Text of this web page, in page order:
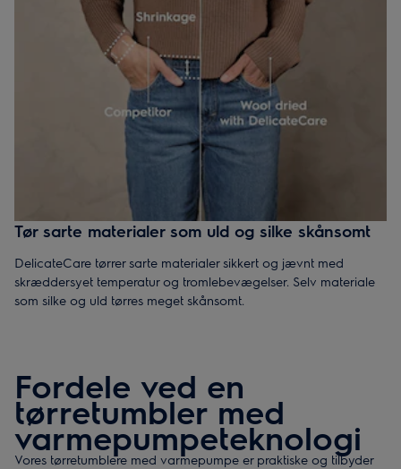
Tør sarte materialer som uld og silke skånsomt
DelicateCare tørrer sarte materialer sikkert og jævnt med
skræddersyet temperatur og tromlebevægelser. Selv materiale
som silke og uld tørres meget skånsomt.
Fordele ved en
tørretumbler med
varmepumpeteknologi
Vores tørretumblere med varmepumpe er praktiske og tilbyder